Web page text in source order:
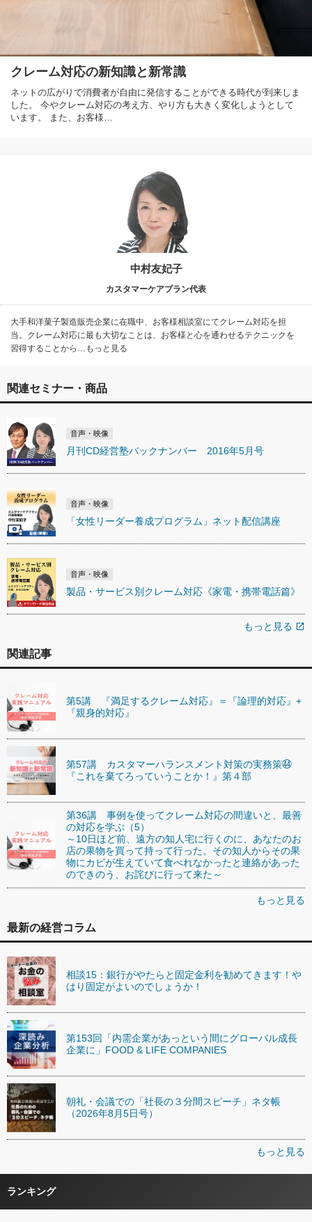
クレーム対応の新知識と新常識
ネットの広がりで消費者が自由に発信することができる時代が到来しま
した。 今やクレーム対応の考え方、やり方も大きく変化しようとして
います。 また、お客様…
中村友妃子
カスタマーケアプラン代表
大手和洋菓子製造販売企業に在職中、お客様相談室にてクレーム対応を担
当。クレーム対応に最も大切なことは、お客様と心を通わせるテクニックを
習得することから…もっと見る
関連セミナー・商品
音声・映像
月刊CD経営塾バックナンバー 2016年5月号
音声・映像
「女性リーダー養成プログラム」ネット配信講座
音声・映像
製品・サービス別クレーム対応《家電・携帯電話篇》
もっと見る open_in_new
関連記事
第5講 『満足するクレーム対応』＝『論理的対応』+
『親身的対応』
第57講 カスタマーハランスメント対策の実務策㊹
『これを棄てろっていうことか！』第４部
第36講 事例を使ってクレーム対応の間違いと、最善
の対応を学ぶ（5）
～10日ほど前、遠方の知人宅に行くのに、あなたのお
店の果物を買って持って行った。その知人からその果
物にカビが生えていて食べれなかったと連絡があった
のできのう、お詫びに行って来た～
もっと見る
最新の経営コラム
相談15：銀行がやたらと固定金利を勧めてきます！や
はり固定がよいのでしょうか！
第153回「内需企業があっという間にグローバル成長
企業に」FOOD & LIFE COMPANIES
朝礼・会議での「社長の３分間スピーチ」ネタ帳
（2026年8月5日号）
もっと見る
ランキング